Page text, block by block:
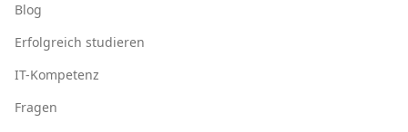
Blog
Erfolgreich studieren
IT-Kompetenz
Fragen